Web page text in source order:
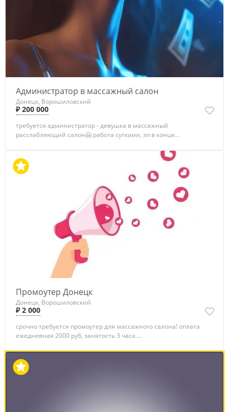
Администратор в массажный салон
Донецк, Ворошиловский
₽ 200 000
требуется администратор - девушка в массажный
расслабляющий салон🤗 работа сутками, зп в конце...
Промоутер Донецк
Донецк, Ворошиловский
₽ 2 000
срочно требуется промоутер для массажного салона! оплата
ежедневная 2000 руб, занятость 3 часа....